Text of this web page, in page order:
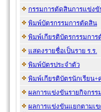
กรรมการตัดสินการแข่ง
พิมพ์บัตรกรรมการตัดสิน
พิมพ์เกียรติบัตรกรรมการ
แสดงรายชื่อเป็นราย ร.ร.
พิมพ์บัตรประจำตัว
พิมพ์เกียรติบัตรนักเรียน+
ผลการแข่งขันรายกิจกรร
ผลการแข่งขันแยกตามเ